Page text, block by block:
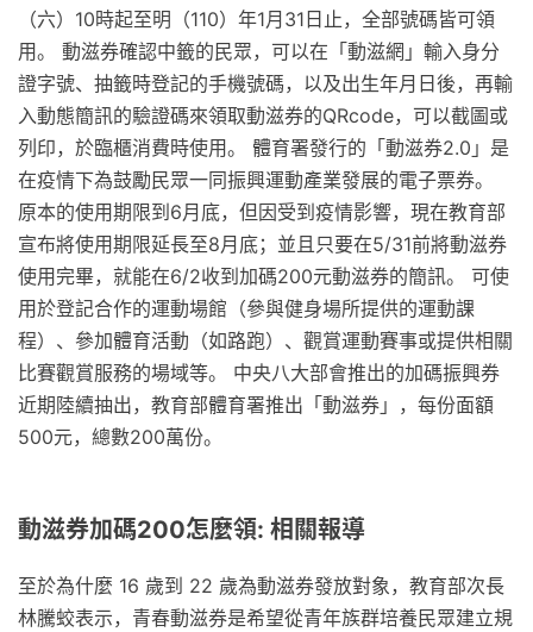
（六）10時起至明（110）年1月31日止，全部號碼皆可領
用。 動滋券確認中籤的民眾，可以在「動滋網」輸入身分
證字號、抽籤時登記的手機號碼，以及出生年月日後，再輸
入動態簡訊的驗證碼來領取動滋券的QRcode，可以截圖或
列印，於臨櫃消費時使用。 體育署發行的「動滋券2.0」是
在疫情下為鼓勵民眾一同振興運動產業發展的電子票券。
原本的使用期限到6月底，但因受到疫情影響，現在教育部
宣布將使用期限延長至8月底；並且只要在5/31前將動滋券
使用完畢，就能在6/2收到加碼200元動滋券的簡訊。 可使
用於登記合作的運動場館（參與健身場所提供的運動課
程）、參加體育活動（如路跑）、觀賞運動賽事或提供相關
比賽觀賞服務的場域等。 中央八大部會推出的加碼振興券
近期陸續抽出，教育部體育署推出「動滋券」，每份面額
500元，總數200萬份。
動滋券加碼200怎麼領: 相關報導
至於為什麼 16 歲到 22 歲為動滋券發放對象，教育部次長
林騰蛟表示，青春動滋券是希望從青年族群培養民眾建立規